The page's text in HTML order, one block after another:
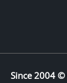
Since 2004 ©